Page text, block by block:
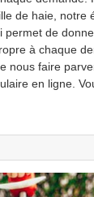
de haie, notre
permet de
à chaque
nous faire
en ligne.